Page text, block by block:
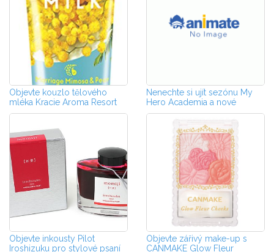
Objevte kouzlo tělového
mléka Kracie Aroma Resort
Nenechte si ujít sezónu My
Hero Academia a nové
sběratelské ...
Objevte inkousty Pilot
Iroshizuku pro stylové psaní
Objevte zářivý make-up s
CANMAKE Glow Fleur